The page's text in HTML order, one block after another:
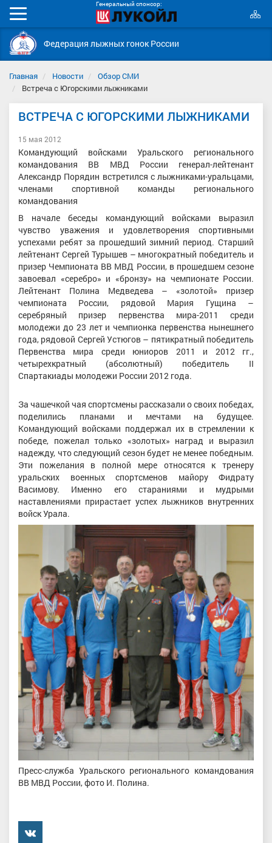
Генеральный спонсор:
Мобильное
меню
Федерация лыжных гонок России
Главная Новости
Обзор СМИ
Встреча с Югорскими лыжниками
ВСТРЕЧА С ЮГОРСКИМИ ЛЫЖНИКАМИ
15 мая 2012
Командующий войсками Уральского регионального
командования ВВ МВД России генерал-лейтенант
Александр Порядин встретился с лыжниками-уральцами,
членами спортивной команды регионального
командования
В начале беседы командующий войсками выразил
чувство уважения и удовлетворения спортивными
успехами ребят за прошедший зимний период. Старший
лейтенант Сергей Турышев – многократный победитель и
призер Чемпионата ВВ МВД России, в прошедшем сезоне
завоевал «серебро» и «бронзу» на чемпионате России.
Лейтенант Полина Медведева – «золотой» призер
чемпионата России, рядовой Мария Гущина –
серебряный призер первенства мира-2011 среди
молодежи до 23 лет и чемпионка первенства нынешнего
года, рядовой Сергей Устюгов – пятикратный победитель
Первенства мира среди юниоров 2011 и 2012 гг.,
четырехкратный (абсолютный) победитель II
Спартакиады молодежи России 2012 года.
За чашечкой чая спортсмены рассказали о своих победах,
поделились планами и мечтами на будущее.
Командующий войсками поддержал их в стремлении к
победе, пожелал только «золотых» наград и выразил
надежду, что следующий сезон будет не менее победным.
Эти пожелания в полной мере относятся к тренеру
уральских военных спортсменов майору Фидрату
Васимову. Именно его стараниями и мудрыми
наставлениями прирастает успех лыжников внутренних
войск Урала.
Пресс-служба Уральского регионального командования
ВВ МВД России, фото И. Полина.
���������